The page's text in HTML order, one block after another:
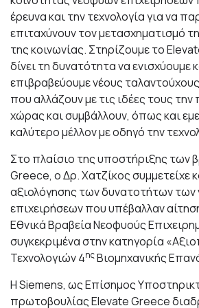
έρευνα και την τεχνολογία για να
επιταχύνουν τον μετασχηματισμό
της κοινωνίας. Στηρίζουμε το
δίνει τη δυνατότητα να ενισχύουμε
επιβραβεύουμε νέους
που αλλάζουν με τις ιδέες τους
χώρας και συμβάλλουν, όπως και
καλύτερο μέλλον με οδηγό την
Στο πλαίσιο της υποστήριξης των
Greece, o Δρ. Χατζίκος συμμετείχε
αξιολόγησης των δυνατοτήτων
επιχειρήσεων που υπέβαλλαν
Εθνικά Βραβεία Νεοφυούς
συγκεκριμένα στην κατηγορία
Τεχνολογιών 4ηςΒιομηχανικής
H Siemens, ως Επίσημος
πρωτοβουλίας Elevate Greece